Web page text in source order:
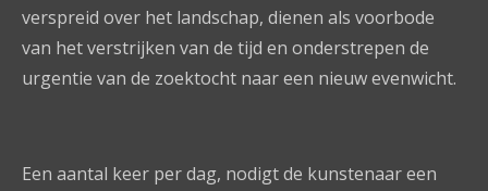
verspreid over het landschap, dienen als voorbode
van het verstrijken van de tijd en onderstrepen de
urgentie van de zoektocht naar een nieuw evenwicht.
Een aantal keer per dag, nodigt de kunstenaar een